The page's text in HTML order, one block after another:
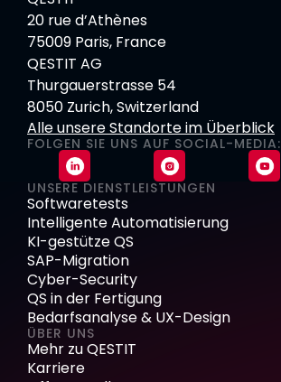
20 rue d’Athènes
75009 Paris, France
QESTIT AG
Thurgauerstrasse 54
8050 Zurich, Switzerland
Alle unsere Standorte im Überblick
FOLGEN SIE UNS AUF SOCIAL-MEDIA:
UNSERE DIENSTLEISTUNGEN
Softwaretests
Intelligente Automatisierung
KI-gestütze QS
SAP-Migration
Cyber-Security
QS in der Fertigung
Bedarfsanalyse & UX-Design
ÜBER UNS
Mehr zu QESTIT
Karriere